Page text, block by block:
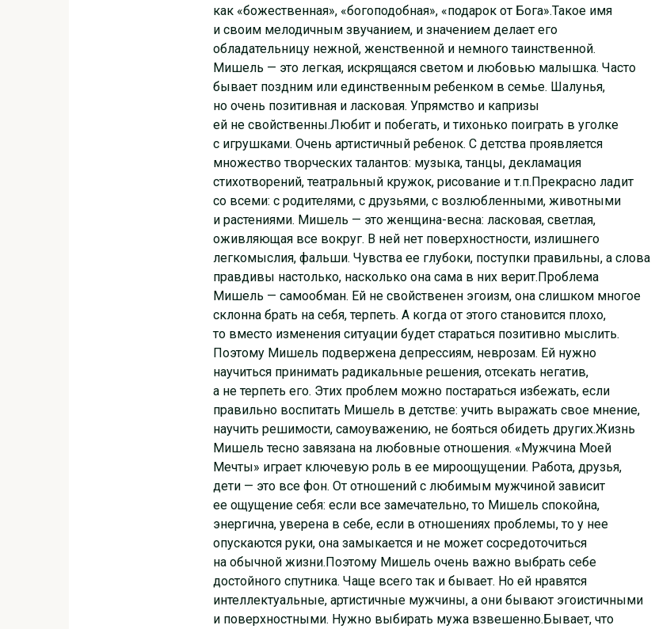
как «божественная», «богоподобная», «подарок от Бога».Такое имя
и своим мелодичным звучанием, и значением делает его
обладательницу нежной, женственной и немного таинственной.
Мишель — это легкая, искрящаяся светом и любовью малышка. Часто
бывает поздним или единственным ребенком в семье. Шалунья,
но очень позитивная и ласковая. Упрямство и капризы
ей не свойственны.Любит и побегать, и тихонько поиграть в уголке
с игрушками. Очень артистичный ребенок. С детства проявляется
множество творческих талантов: музыка, танцы, декламация
стихотворений, театральный кружок, рисование и т.п.Прекрасно ладит
со всеми: с родителями, с друзьями, с возлюбленными, животными
и растениями. Мишель — это женщина-весна: ласковая, светлая,
оживляющая все вокруг. В ней нет поверхностности, излишнего
легкомыслия, фальши. Чувства ее глубоки, поступки правильны, а слова
правдивы настолько, насколько она сама в них верит.Проблема
Мишель — самообман. Ей не свойственен эгоизм, она слишком многое
склонна брать на себя, терпеть. А когда от этого становится плохо,
то вместо изменения ситуации будет стараться позитивно мыслить.
Поэтому Мишель подвержена депрессиям, неврозам. Ей нужно
научиться принимать радикальные решения, отсекать негатив,
а не терпеть его. Этих проблем можно постараться избежать, если
правильно воспитать Мишель в детстве: учить выражать свое мнение,
научить решимости, самоуважению, не бояться обидеть других.Жизнь
Мишель тесно завязана на любовные отношения. «Мужчина Моей
Мечты» играет ключевую роль в ее мироощущении. Работа, друзья,
дети — это все фон. От отношений с любимым мужчиной зависит
ее ощущение себя: если все замечательно, то Мишель спокойна,
энергична, уверена в себе, если в отношениях проблемы, то у нее
опускаются руки, она замыкается и не может сосредоточиться
на обычной жизни.Поэтому Мишель очень важно выбрать себе
достойного спутника. Чаще всего так и бывает. Но ей нравятся
интеллектуальные, артистичные мужчины, а они бывают эгоистичными
и поверхностными. Нужно выбирать мужа взвешенно.Бывает, что